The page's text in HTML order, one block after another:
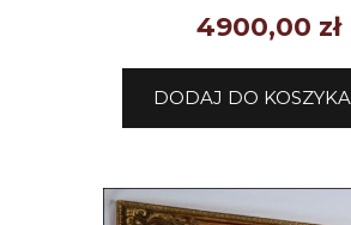
4900,00 zł
DODAJ DO KOSZYKA